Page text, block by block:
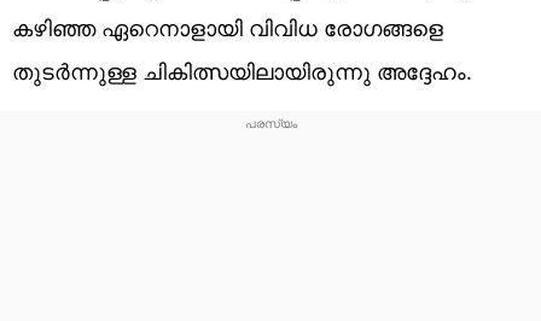
കഴിഞ്ഞ ഏറെനാളായി വിവിധ രോഗങ്ങളെ
തുടര്‍ന്നുള്ള ചികിത്സയിലായിരുന്നു അദ്ദേഹം.